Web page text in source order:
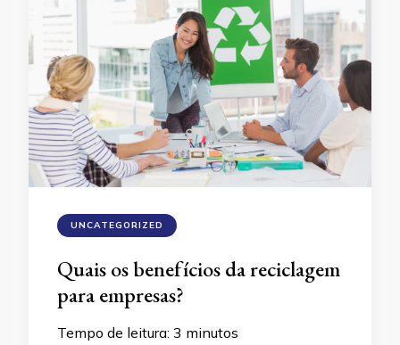
UNCATEGORIZED
Quais os benefícios da reciclagem
para empresas?
Tempo de leitura: 3 minutos